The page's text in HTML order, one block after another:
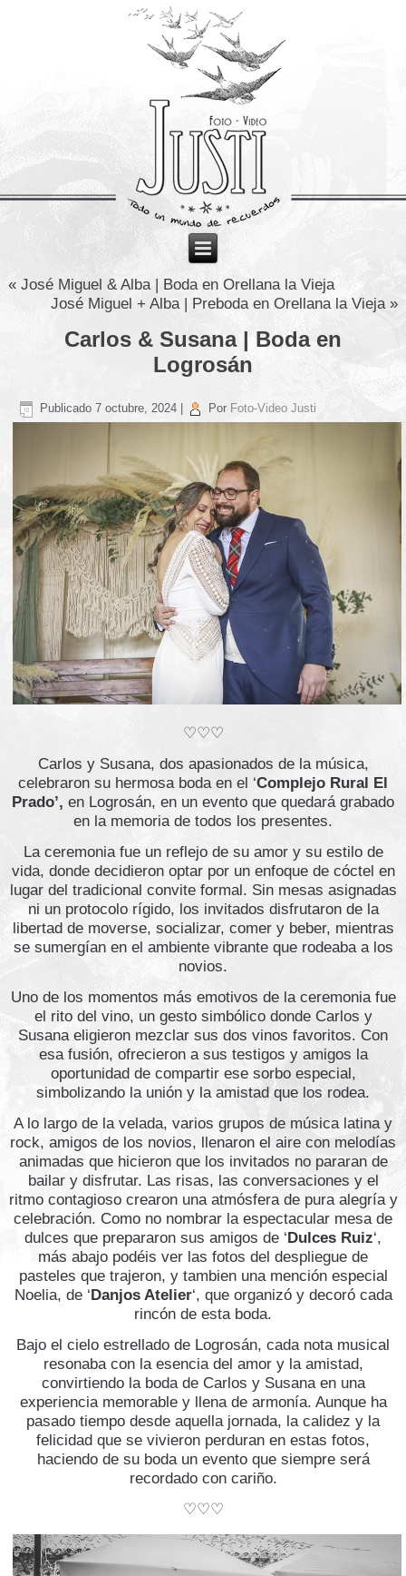
«José Miguel & Alba | Boda en Orellana la Vieja
José Miguel + Alba | Preboda en Orellana la Vieja»
Carlos & Susana | Boda en
Logrosán
Publicado 7 octubre, 2024 Por Foto-Video Justi
♡♡♡
Carlos y Susana, dos apasionados de la música,
celebraron su hermosa boda en el ‘Complejo Rural El
Prado’, en Logrosán, en un evento que quedará grabado
en la memoria de todos los presentes.
La ceremonia fue un reflejo de su amor y su estilo de
vida, donde decidieron optar por un enfoque de cóctel en
lugar del tradicional convite formal. Sin mesas asignadas
ni un protocolo rígido, los invitados disfrutaron de la
libertad de moverse, socializar, comer y beber, mientras
se sumergían en el ambiente vibrante que rodeaba a los
novios.
Uno de los momentos más emotivos de la ceremonia fue
el rito del vino, un gesto simbólico donde Carlos y
Susana eligieron mezclar sus dos vinos favoritos. Con
esa fusión, ofrecieron a sus testigos y amigos la
oportunidad de compartir ese sorbo especial,
simbolizando la unión y la amistad que los rodea.
A lo largo de la velada, varios grupos de música latina y
rock, amigos de los novios, llenaron el aire con melodías
animadas que hicieron que los invitados no pararan de
bailar y disfrutar. Las risas, las conversaciones y el
ritmo contagioso crearon una atmósfera de pura alegría y
celebración. Como no nombrar la espectacular mesa de
dulces que prepararon sus amigos de ‘Dulces Ruiz‘,
más abajo podéis ver las fotos del despliegue de
pasteles que trajeron, y tambien una mención especial
Noelia, de ‘Danjos Atelier‘, que organizó y decoró cada
rincón de esta boda.
Bajo el cielo estrellado de Logrosán, cada nota musical
resonaba con la esencia del amor y la amistad,
convirtiendo la boda de Carlos y Susana en una
experiencia memorable y llena de armonía. Aunque ha
pasado tiempo desde aquella jornada, la calidez y la
felicidad que se vivieron perduran en estas fotos,
haciendo de su boda un evento que siempre será
recordado con cariño.
♡♡♡